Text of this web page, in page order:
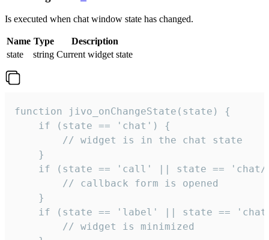
Is executed when chat window state has changed.
Name Type
Description
state
string Current widget state
function jivo_onChangeState(state) {
    if (state == 'chat') {
        // widget is in the chat state
    }
if (state == 'call' || state ==
        // callback form is opened
    }
if (state == 'label' || state ==
        // widget is minimized